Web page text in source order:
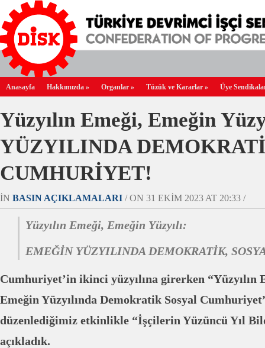
Anasayfa Hakkımızda » Organlar » Tüzük ve Kararlar » Üye
Yüzyılın Emeği, Emeğin
YÜZYILINDA
CUMHURİYET!
IN BASIN AÇIKLAMALARI / ON 31 EKIM 2023 AT 20:33 /
Yüzyılın Emeği, Emeğin Yüzyılı:
EMEĞİN YÜZYILINDA DEMOKRATİK,
Cumhuriyet’in ikinci yüzyılına girerken “Yüzyılın
Emeğin Yüzyılında Demokratik Sosyal
düzenlediğimiz etkinlikle “İşçilerin Yüzüncü Yıl
açıkladık.